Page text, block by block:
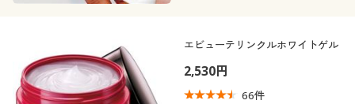
エビューテリンクルホワイトゲル
2,530円
66件